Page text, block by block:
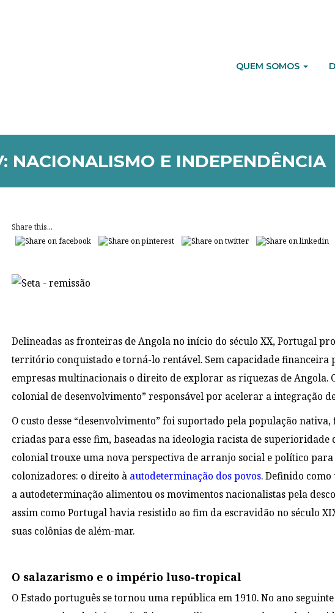
QUEM SOMOS
NACIONALISMO E INDEPENDÊNCIA
Share this...
Delineadas as fronteiras de Angola no início do século XX, Portugal
território conquistado e torná-lo rentável. Sem capacidade financeira
empresas multinacionais o direito de explorar as riquezas de Angola.
colonial de desenvolvimento” responsável por acelerar a integração
O custo desse “desenvolvimento” foi suportado pela população
criadas para esse fim, baseadas na ideologia racista de
colonial trouxe uma nova perspectiva de arranjo social e político para
colonizadores: o direito à autodeterminação dos povos. Definido
a autodeterminação alimentou os movimentos nacionalistas pela
assim como Portugal havia resistido ao fim da escravidão no século
suas colônias de além-mar.
O salazarismo e o império luso-tropical
O Estado português se tornou uma república em 1910. No ano